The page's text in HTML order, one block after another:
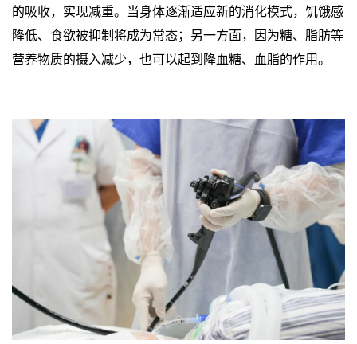
的吸收，实现减重。当身体逐渐适应新的消化模式，饥饿感
降低、食欲被抑制将成为常态；另一方面，因为糖、脂肪等
营养物质的摄入减少，也可以起到降血糖、血脂的作用。